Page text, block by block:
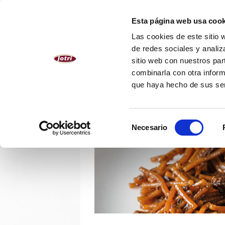
Esta página web usa
Las cookies de este sitio
de redes sociales y
sitio web con nuestros
combinarla con otra
que haya hecho de sus
Necesario
NOSOTROS PRODUCTOS